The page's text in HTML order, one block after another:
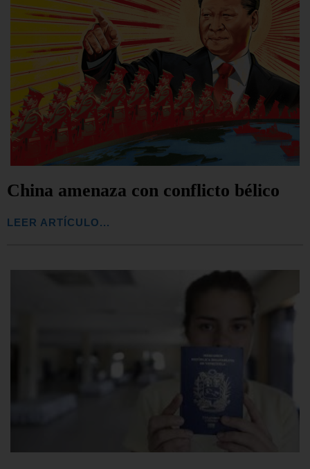
China amenaza con conflicto bélico
LEER ARTÍCULO...